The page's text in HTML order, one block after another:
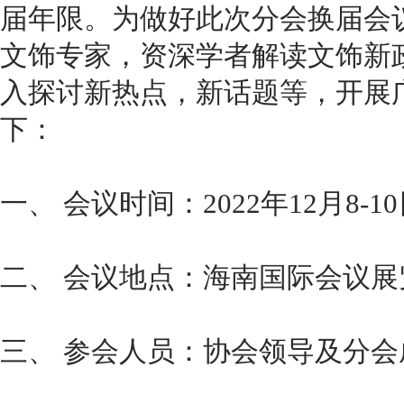
届年限。为做好此次分会换届
文饰专家，资深学者解读文饰
入探讨新热点，新话题等，开
下：
一、 会议时间：2022年12月8-
二、 会议地点：海南国际会议
三、 参会人员：协会领导及分